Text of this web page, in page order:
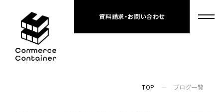
資料請求・お問い合わせ
TOP ブログ一覧